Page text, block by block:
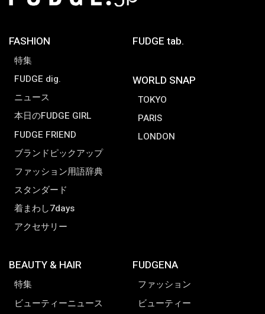
FASHION
特集
FUDGE dig.
ニュース
本日のFUDGE GIRL
FUDGE FRIEND
ブランドピックアップ
ファッション用語辞典
スタンダード
着まわし7days
アクセサリー
FUDGE tab.
WORLD SNAP
TOKYO
PARIS
LONDON
BEAUTY & HAIR
特集
ビューティーニュース
FUDGENA
ファッション
ビューティー